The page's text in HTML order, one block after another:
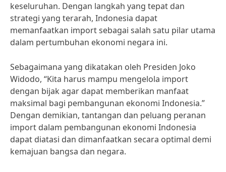
keseluruhan. Dengan langkah yang tepat dan
strategi yang terarah, Indonesia dapat
memanfaatkan import sebagai salah satu pilar utama
dalam pertumbuhan ekonomi negara ini.
Sebagaimana yang dikatakan oleh Presiden Joko
Widodo, “Kita harus mampu mengelola import
dengan bijak agar dapat memberikan manfaat
maksimal bagi pembangunan ekonomi Indonesia.”
Dengan demikian, tantangan dan peluang peranan
import dalam pembangunan ekonomi Indonesia
dapat diatasi dan dimanfaatkan secara optimal demi
kemajuan bangsa dan negara.